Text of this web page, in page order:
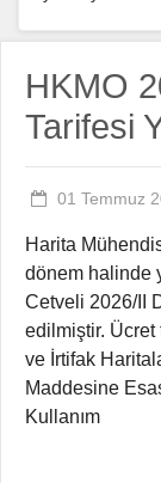
HKMO
Tarifesi
01 Temmuz
Harita
dönem halinde
Cetveli 2026/II
edilmiştir. Ücret
ve İrtifak
Maddesine
Kullanım